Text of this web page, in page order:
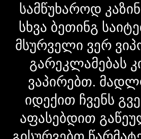
სამწუხაროდ
სხვა ბეთინგ
მსურველი ვერ
გარეკლამებას
ვაპირებთ.
იდექით ჩვენს
აფასებდით